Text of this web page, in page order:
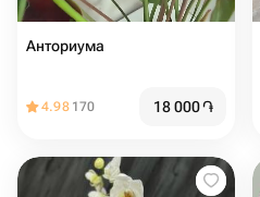
Анториума
4.98 170 18 000֏